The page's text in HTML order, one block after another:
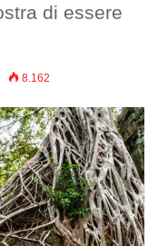
di essere
8.162